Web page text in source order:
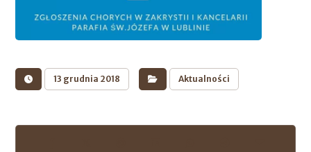
13 grudnia 2018 Aktualności